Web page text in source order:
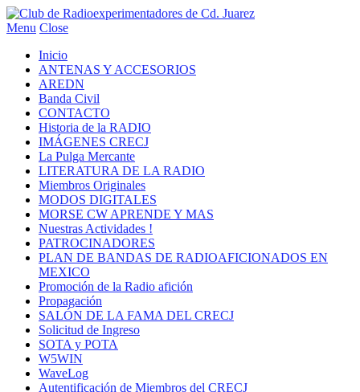
Menu Close
Inicio
ANTENAS Y ACCESORIOS
AREDN
Banda Civil
CONTACTO
Historia de la RADIO
IMÁGENES CRECJ
La Pulga Mercante
LITERATURA DE LA RADIO
Miembros Originales
MODOS DIGITALES
MORSE CW APRENDE Y MAS
Nuestras Actividades !
PATROCINADORES
PLAN DE BANDAS DE RADIOAFICIONADOS EN
MEXICO
Promoción de la Radio afición
Propagación
SALÓN DE LA FAMA DEL CRECJ
Solicitud de Ingreso
SOTA y POTA
W5WIN
WaveLog
Autentificación de Miembros del CRECJ